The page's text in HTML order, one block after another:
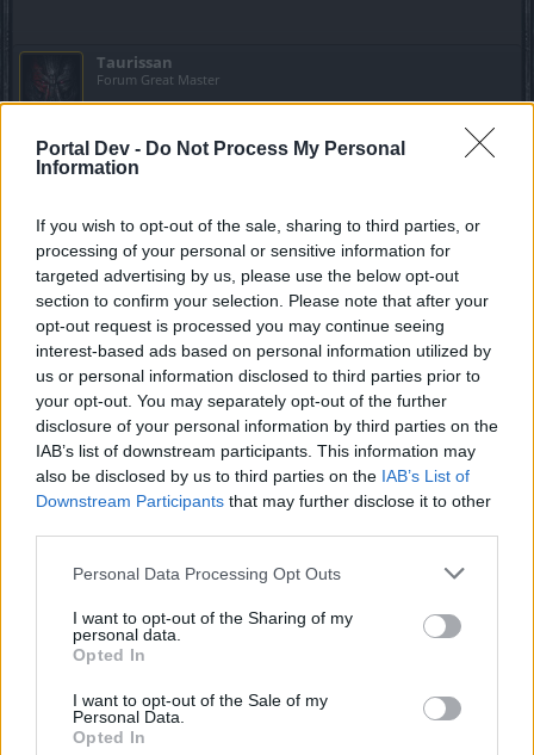
Portal Dev - Do Not Process My Personal
Information
If you wish to opt-out of the sale, sharing to third parties, or
processing of your personal or sensitive information for
targeted advertising by us, please use the below opt-out
section to confirm your selection. Please note that after your
opt-out request is processed you may continue seeing
interest-based ads based on personal information utilized by
us or personal information disclosed to third parties prior to
your opt-out. You may separately opt-out of the further
disclosure of your personal information by third parties on the
IAB’s list of downstream participants. This information may
also be disclosed by us to third parties on the IAB’s List of
Downstream Participants that may further disclose it to other
Personal Data Processing Opt Outs
I want to opt-out of the Sharing of my
personal data.
Opted In
I want to opt-out of the Sale of my
Personal Data.
Opted In
Taurissan
Forum Great Master
MENTOL said:
- Сколько рун и драгоценных камней мы можем использовать?
и 130 самоцветов. Количество рун ограничено 5 на тип, а
количество драгоценных камней ограничено 30 или 50 на
тип (это еще не окончательно).
Мы видим 13 предметов на персонаже, в которых
можно содержать самоцветы.
По 10 слотов (максимально) в каждом, получается
всего 130 самоцветов
Пять брелков под руны и три брелка под драгоценные
камни
По 10 слотов - это 50 рун и 30 драгкамней